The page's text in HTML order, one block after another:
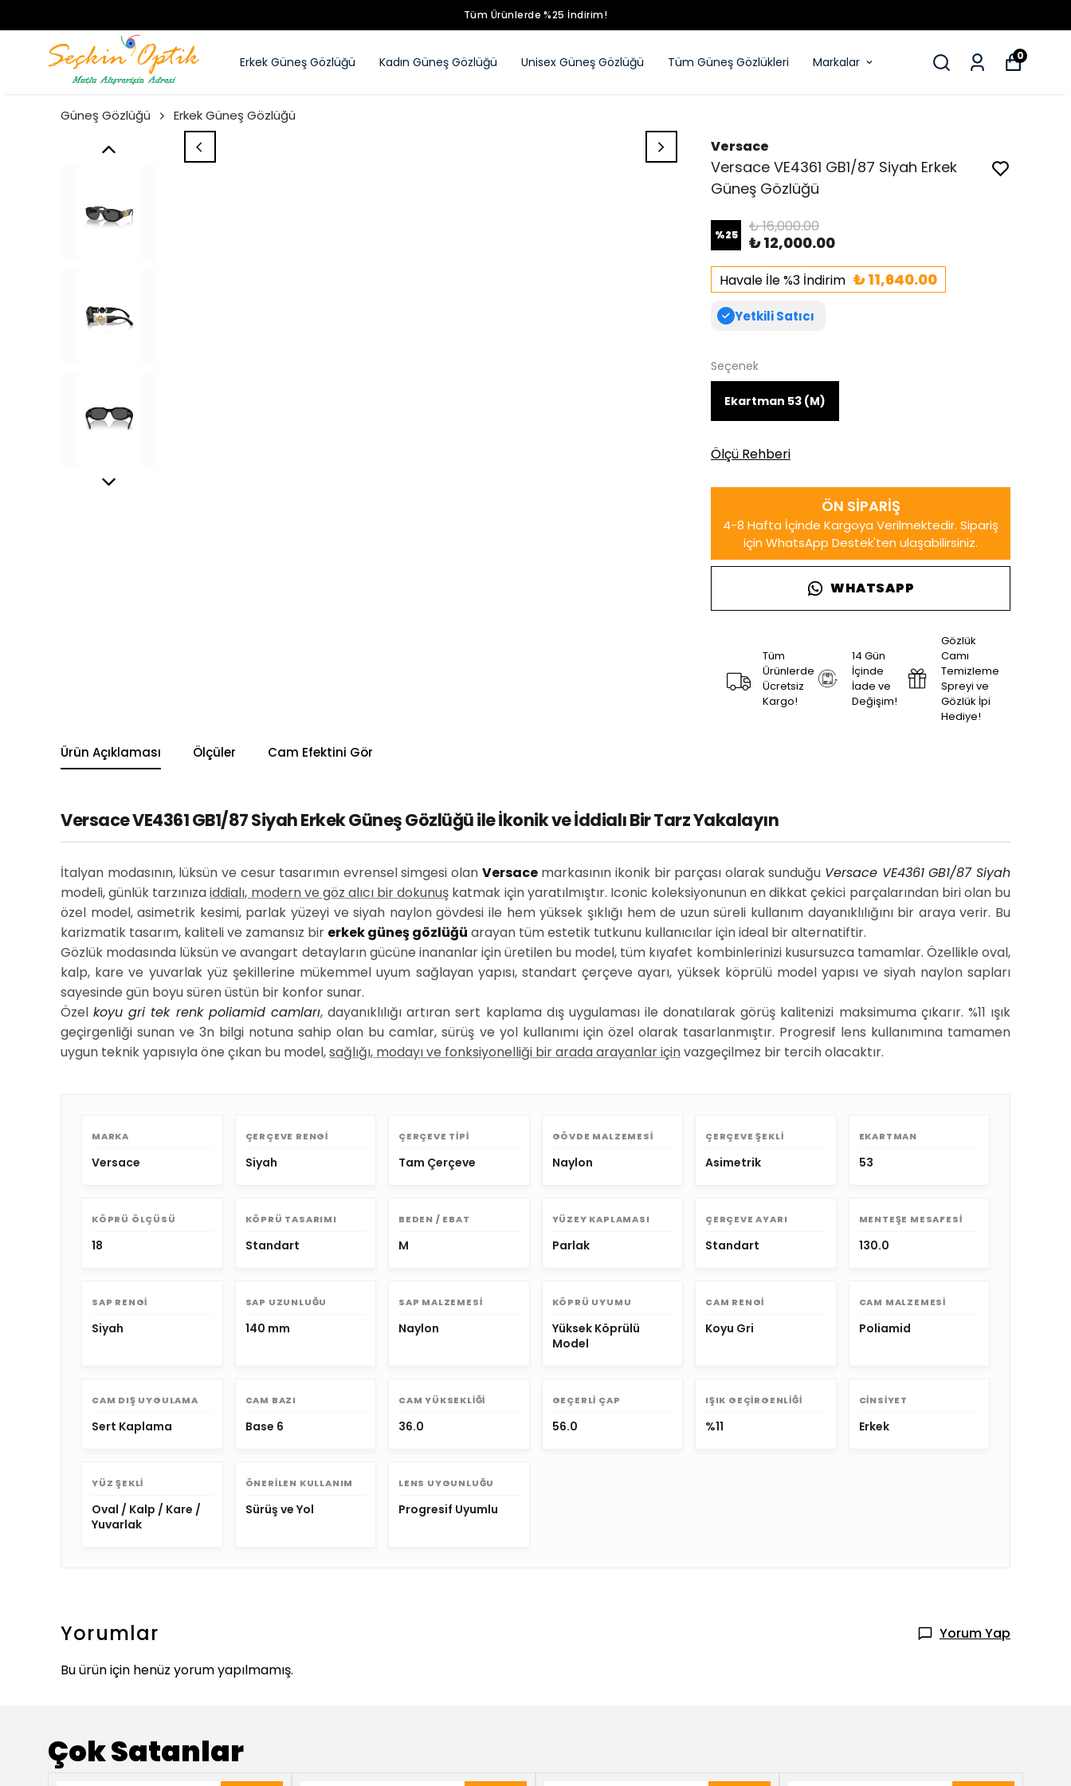
Tüm Ürünlerde %25 İndirim!
Erkek Güneş Gözlüğü Kadın Güneş Gözlüğü Unisex Güneş Gözlüğü Tüm Güneş Gözlükleri Markalar 0
Güneş Gözlüğü Erkek Güneş Gözlüğü
Versace
Versace VE4361 GB1/87 Siyah Erkek
Güneş Gözlüğü
%25 ₺ 16,000.00
₺ 12,000.00
Havale İle %3 İndirim ₺ 11,640.00
Yetkili Satıcı
Seçenek
Ekartman 53 (M)
Ölçü Rehberi
WHATSAPP
Tüm
Ürünlerde
Ücretsiz
Kargo!
14 Gün
İçinde
İade ve
Değişim!
Gözlük
Camı
Temizleme
Spreyi ve
Gözlük İpi
Hediye!
Ürün Açıklaması Ölçüler Cam Efektini Gör
Versace VE4361 GB1/87 Siyah Erkek Güneş Gözlüğü ile İkonik ve İddialı Bir Tarz Yakalayın
İtalyan modasının, lüksün ve cesur tasarımın evrensel simgesi olan Versace markasının ikonik bir parçası olarak sunduğu Versace VE4361 GB1/87 Siyah
modeli, günlük tarzınızaiddialı, modern ve göz alıcı bir dokunuş katmak için yaratılmıştır. Iconic koleksiyonunun en dikkat çekici parçalarından biri olan bu
özel model, asimetrik kesimi, parlak yüzeyi ve siyah naylon gövdesi ile hem yüksek şıklığı hem de uzun süreli kullanım dayanıklılığını bir araya verir. Bu
karizmatik tasarım, kaliteli ve zamansız bir erkek güneş gözlüğü arayan tüm estetik tutkunu kullanıcılar için ideal bir alternatiftir.
Gözlük modasında lüksün ve avangart detayların gücüne inananlar için üretilen bu model, tüm kıyafet kombinlerinizi kusursuzca tamamlar. Özellikle oval,
kalp, kare ve yuvarlak yüz şekillerine mükemmel uyum sağlayan yapısı, standart çerçeve ayarı, yüksek köprülü model yapısı ve siyah naylon sapları
sayesinde gün boyu süren üstün bir konfor sunar.
Özelkoyu gri tek renk poliamid camları, dayanıklılığı artıran sert kaplama dış uygulaması ile donatılarak görüş kalitenizi maksimuma çıkarır. %11 ışık
geçirgenliği sunan ve 3n bilgi notuna sahip olan bu camlar, sürüş ve yol kullanımı için özel olarak tasarlanmıştır. Progresif lens kullanımına tamamen
uygun teknik yapısıyla öne çıkan bu model,sağlığı, modayı ve fonksiyonelliği bir arada arayanlar içinvazgeçilmez bir tercih olacaktır.
MARKA
Versace
ÇERÇEVE RENGI
Siyah
ÇERÇEVE TIPI
Tam Çerçeve
GÖVDE MALZEMESI
Naylon
ÇERÇEVE ŞEKLI
Asimetrik
EKARTMAN
53
KÖPRÜ ÖLÇÜSÜ
18
KÖPRÜ TASARIMI
Standart
BEDEN / EBAT
M
YÜZEY KAPLAMASI
Parlak
ÇERÇEVE AYARI
Standart
MENTEŞE MESAFESI
130.0
SAP RENGI
Siyah
SAP UZUNLUĞU
140 mm
SAP MALZEMESI
Naylon
KÖPRÜ UYUMU
Yüksek Köprülü
Model
CAM RENGI
Koyu Gri
CAM MALZEMESI
Poliamid
CAM DIŞ UYGULAMA
Sert Kaplama
CAM BAZI
Base 6
CAM YÜKSEKLIĞI
36.0
GEÇERLI ÇAP
56.0
IŞIK GEÇIRGENLIĞI
%11
CINSIYET
Erkek
YÜZ ŞEKLI
Oval / Kalp / Kare /
Yuvarlak
ÖNERILEN KULLANIM
Sürüş ve Yol
LENS UYGUNLUĞU
Progresif Uyumlu
Yorumlar
Yorum Yap
Bu ürün için henüz yorum yapılmamış.
Çok Satanlar